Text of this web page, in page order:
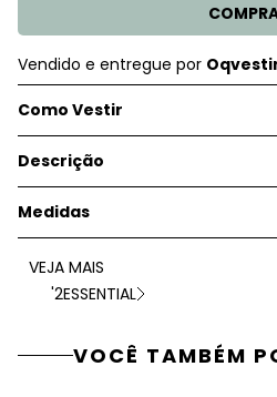
Vendido e entregue por
Como Vestir
Descrição
Medidas
VEJA MAIS
'2ESSENTIAL
VOCÊ TAMBÉM